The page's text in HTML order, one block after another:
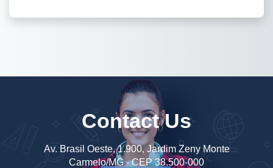
Contact Us
Av. Brasil Oeste, 1.900, Jardim Zeny Monte
Carmelo/MG - CEP 38.500-000